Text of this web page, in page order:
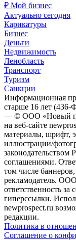
₽ Мой бизнес
Актуально сегодня
Карикатуры
Бизнес
Деньги
Недвижимость
Ленобласть
Транспорт
Туризм
Санкции
Информационная
старше 16 лет (436-
— © ООО «Новый
на веб-сайте
материалы, шрифт,
иллюстрации/
соглашениями.
том числе
рекламодатель.
ответственность
гиперссылки.
newprospect.ru
редакции.
Политика в
Соглашение о